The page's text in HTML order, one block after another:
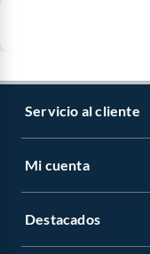
Servicio al cliente
Mi cuenta
Destacados